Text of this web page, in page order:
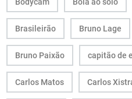
Brasileirão Bruno Lage
Bruno Paixão capitão de
Carlos Matos Carlos